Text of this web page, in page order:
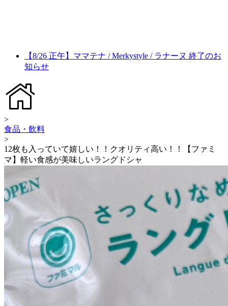
【8/26 正午】ママテナ / Merkystyle / ラナーヌ 終了のお
知らせ
>
食品・飲料
>
12枚も入っていて嬉しい！！クオリティ高い！！【ファミ
マ】軽い食感が美味しいラングドシャ